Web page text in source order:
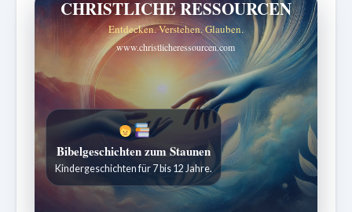
CHRISTLICHE RESSOURCEN
Entdecken. Verstehen. Glauben.
www.christlicheressourcen.com
Bibelgeschichten zum Staunen
Kindergeschichten für 7 bis 12 Jahre.